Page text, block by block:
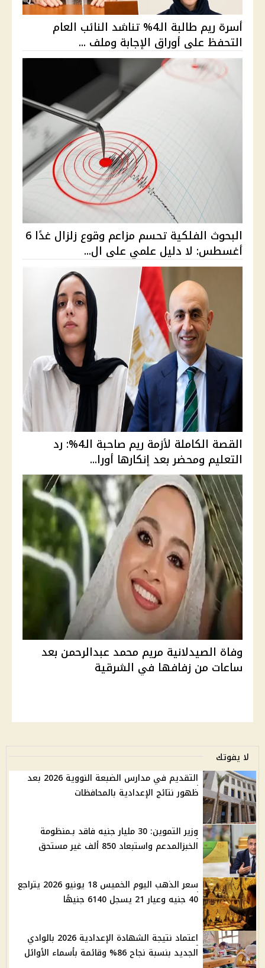
أسرة ريم طالبة الـ4% تناشد النائب العام
التحفظ على أوراق الإجابة وملف ...
البحوث الفلكية تحسم مزاعم وقوع زلزال غدًا 6
أغسطس: لا دليل علمي على ال...
القصة الكاملة لأزمة ريم صاحبة الـ4%: رد
التعليم ومحضر بعد إنكارها أورا...
وفاة الصيدلانية مريم محمد عبدالرحمن بعد
ساعات من زفافها في الشرقية
لا يفوتك
التقديم في مدارس الضبعة النووية 2026 بعد
ظهور نتائج الإعدادية بالمحافظات
وزير التموين: 30 مليار جنيه فاقد بـمنظومة
الخبزالمدعم واستبعاد 850 ألف غير مستحق
سعر الذهب اليوم الخميس 18 يونيو 2026 يتراجع
40 جنيه وعيار 21 يسجل 6140 جنيهًا
اعتماد نتيجة الشهادة الإعدادية 2026 بالوادي
الجديد بنسبة نجاح 86% وقائمة بأسماء الأوائل